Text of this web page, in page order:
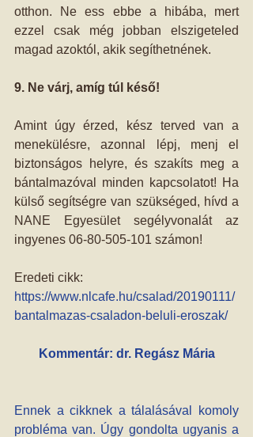
otthon. Ne ess ebbe a hibába, mert
ezzel csak még jobban elszigeteled
magad azoktól, akik segíthetnének.
9. Ne várj, amíg túl késő!
Amint úgy érzed, kész terved van a
menekülésre, azonnal lépj, menj el
biztonságos helyre, és szakíts meg a
bántalmazóval minden kapcsolatot! Ha
külső segítségre van szükséged, hívd a
NANE Egyesület segélyvonalát az
ingyenes 06-80-505-101 számon!
Eredeti cikk:
https://www.nlcafe.hu/csalad/20190111/
bantalmazas-csaladon-beluli-eroszak/
Kommentár: dr. Regász Mária
Ennek a cikknek a tálalásával komoly
probléma van. Úgy gondolta ugyanis a